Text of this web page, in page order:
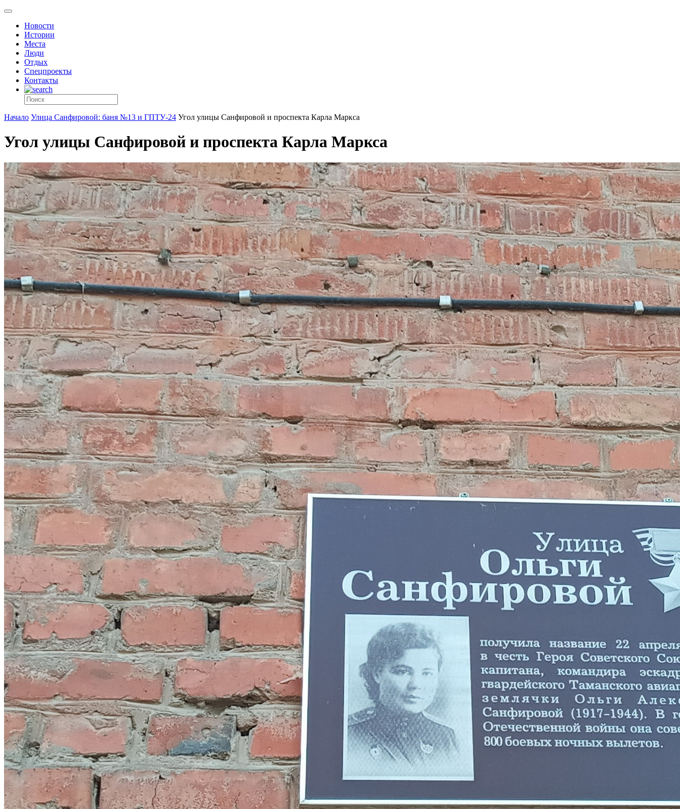
Новости
Истории
Места
Люди
Отдых
Спецпроекты
Контакты
Начало Улица Санфировой: баня №13 и ГПТУ-24 Угол улицы Санфировой и проспекта Карла Маркса
Угол улицы Санфировой и проспекта Карла Маркса